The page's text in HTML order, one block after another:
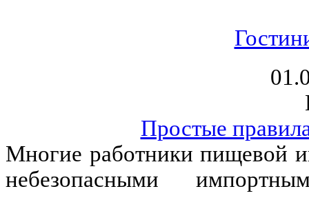
Простые
Многие работники пищевой
небезопасными